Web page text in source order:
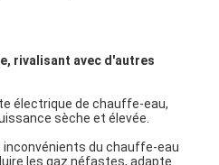
d'eau
rivalisant avec d'autres
électrique de chauffe-eau,
sèche et élevée.
inconvénients du chauffe-eau
les gaz néfastes, adapte